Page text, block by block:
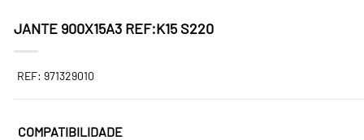
JANTE 900X15A3 REF:K15 S220
REF: 971329010
COMPATIBILIDADE